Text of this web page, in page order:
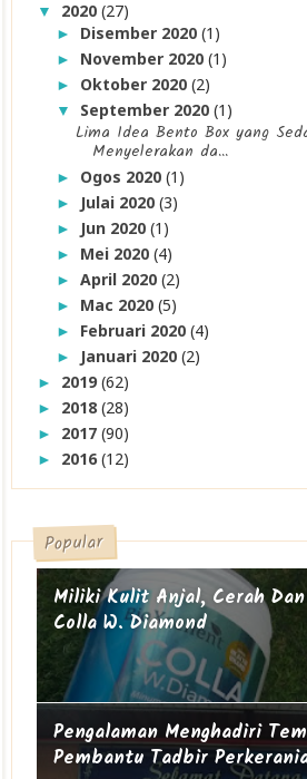
▼ 2020(27)
► Disember 2020(1)
► November 2020(1)
► Oktober 2020(2)
▼ September 2020(1)
Lima Idea Bento Box yang
Menyelerakan da...
► Ogos 2020(1)
► Julai 2020(3)
► Jun 2020(1)
► Mei 2020(4)
►April 2020(2)
► Mac 2020(5)
► Februari 2020(4)
► Januari 2020(2)
► 2019(62)
► 2018(28)
► 2017(90)
► 2016(12)
Popular
Miliki Kulit Anjal, Cerah
Colla W. Diamond
Pengalaman Menghadiri
Pembantu Tadbir